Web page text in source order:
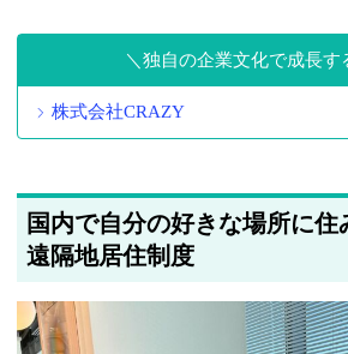
独自の企業文化で成長す
株式会社CRAZY
国内で自分の好きな場所に住
遠隔地居住制度